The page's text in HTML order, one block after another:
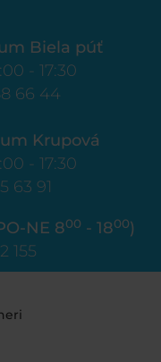
Biela púť
- 17:30
66 44
Krupová
- 17:30
63 91
NE 800 - 1800)
155